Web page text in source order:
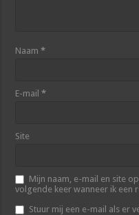
Naam*
E-mail*
Site
Mijn naam, e-mail en site
volgende keer wanneer ik een
Stuur mij een e-mail als er